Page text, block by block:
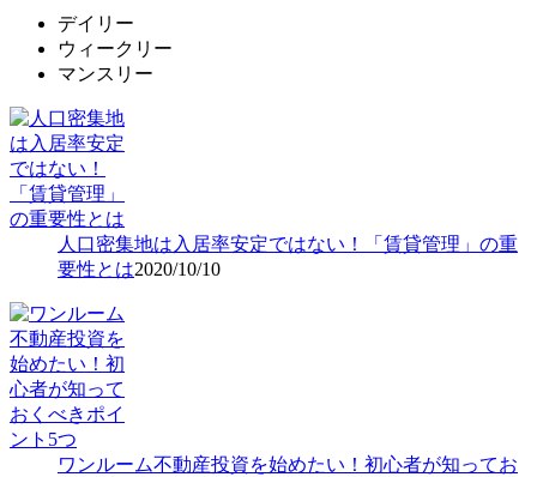
デイリー
ウィークリー
マンスリー
人口密集地は入居率安定ではない！「賃貸管理」の重
要性とは2020/10/10
ワンルーム不動産投資を始めたい！初心者が知ってお